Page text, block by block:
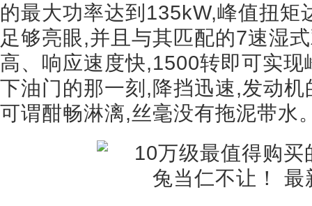
的最大功率达到135kW,峰值扭矩
足够亮眼,并且与其匹配的7速湿
高、响应速度快,1500转即可实
下油门的那一刻,降挡迅速,发动
可谓酣畅淋漓,丝毫没有拖泥带水